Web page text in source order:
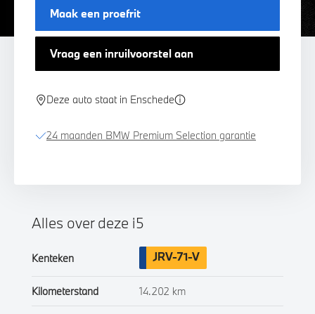
Maak een proefrit
Vraag een inruilvoorstel aan
Deze auto staat in Enschede
24 maanden BMW Premium Selection garantie
Alles over deze i5
Kenteken JRV-71-V
Kilometerstand 14.202 km